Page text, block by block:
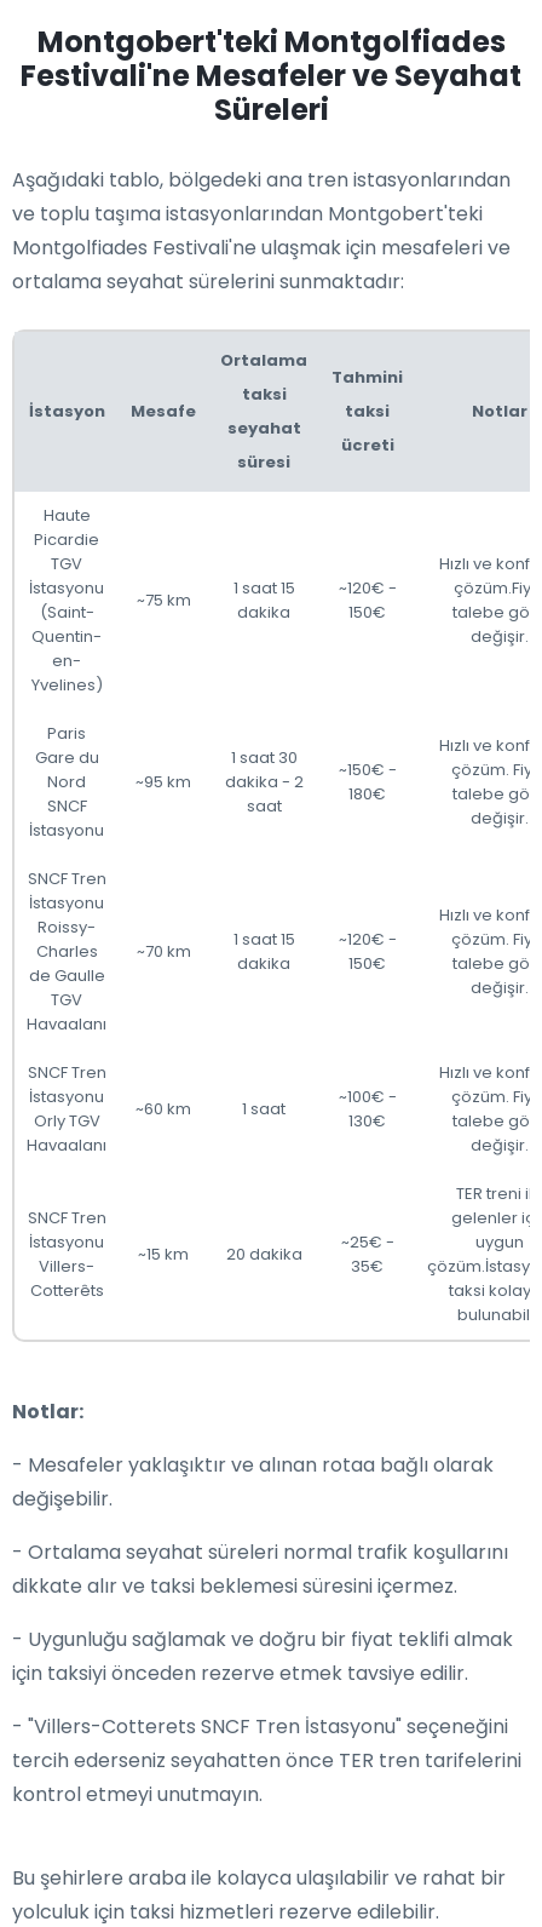
Montgobert'teki Montgolfiades
Festivali'ne Mesafeler ve Seyahat
Süreleri
Aşağıdaki tablo, bölgedeki ana tren istasyonlarından
ve toplu taşıma istasyonlarından Montgobert'teki
Montgolfiades Festivali'ne ulaşmak için mesafeleri ve
ortalama seyahat sürelerini sunmaktadır:
İstasyon Mesafe
Ortalama
taksi
seyahat
süresi
Tahmini
taksi
ücreti
Notlar
Haute
Picardie
TGV
İstasyonu
(Saint-
Quentin-
en-
Yvelines)
~75 km
1 saat 15
dakika
~120€ -
150€
Hızlı ve
talebe
değişir.
Paris
Gare du
Nord
SNCF
İstasyonu
~95 km
1 saat 30
dakika - 2
saat
~150€ -
180€
Hızlı ve
çözüm.
talebe
değişir.
SNCF Tren
İstasyonu
Roissy-
Charles
de Gaulle
TGV
Havaalanı
~70 km
1 saat 15
dakika
~120€ -
150€
Hızlı ve
çözüm.
talebe
değişir.
SNCF Tren
İstasyonu
Orly TGV
Havaalanı
~60 km 1 saat
~100€ -
130€
Hızlı ve
çözüm.
talebe
değişir.
SNCF Tren
İstasyonu
Villers-
Cotterêts
~15 km 20 dakika
~25€ -
35€
TER treni ile
gelenler
uygun
taksi
bulunabilir.
Notlar:
- Mesafeler yaklaşıktır ve alınan rotaa bağlı olarak
değişebilir.
- Ortalama seyahat süreleri normal trafik koşullarını
dikkate alır ve taksi beklemesi süresini içermez.
- Uygunluğu sağlamak ve doğru bir fiyat teklifi almak
için taksiyi önceden rezerve etmek tavsiye edilir.
- "Villers-Cotterets SNCF Tren İstasyonu" seçeneğini
tercih ederseniz seyahatten önce TER tren tarifelerini
kontrol etmeyi unutmayın.
Bu şehirlere araba ile kolayca ulaşılabilir ve rahat bir
yolculuk için taksi hizmetleri rezerve edilebilir.